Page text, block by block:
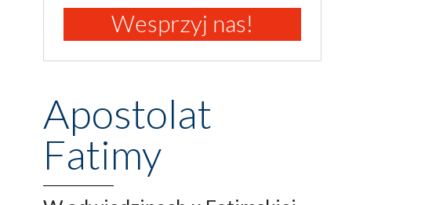
Wesprzyj nas!
Apostolat
Fatimy